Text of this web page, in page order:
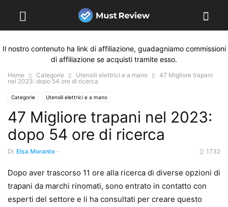
Il nostro contenuto ha link di affiliazione, guadagniamo commissioni
di affiliazione se acquisti tramite esso.
Home Categorie Utensili elettrici e a mano
47 Migliore trapani
nel 2023: dopo 54 ore di ricerca
Categorie Utensili elettrici e a mano
47 Migliore trapani nel 2023:
dopo 54 ore di ricerca
Di Elsa Morante - 1732
Dopo aver trascorso 11 ore alla ricerca di diverse opzioni di
trapani da marchi rinomati, sono entrato in contatto con
esperti del settore e li ha consultati per creare questo